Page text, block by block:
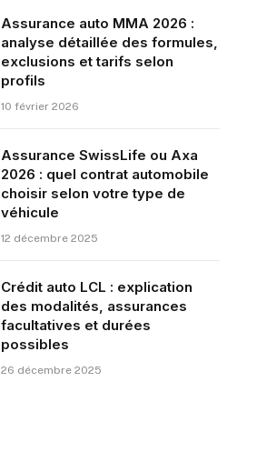
Assurance auto MMA 2026 :
analyse détaillée des formules,
exclusions et tarifs selon
profils
10 février 2026
Assurance SwissLife ou Axa
2026 : quel contrat automobile
choisir selon votre type de
véhicule
12 décembre 2025
Crédit auto LCL : explication
des modalités, assurances
facultatives et durées
possibles
26 décembre 2025